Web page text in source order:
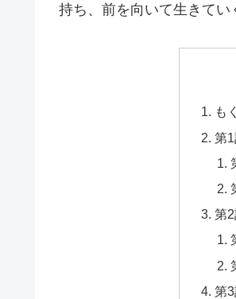
持ち、前を向いて生きてい
も
第
第
第